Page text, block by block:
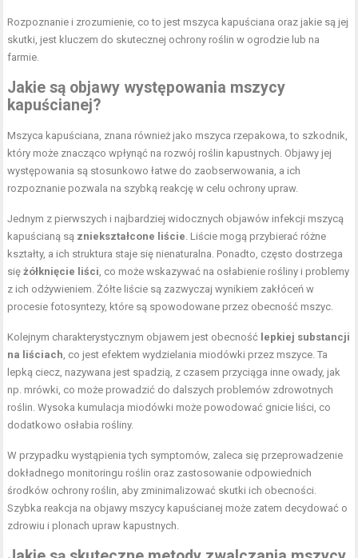
Rozpoznanie i zrozumienie, co to jest mszyca kapuściana oraz jakie są jej
skutki, jest kluczem do skutecznej ochrony roślin w ogrodzie lub na
farmie.
Jakie są objawy występowania mszycy
kapuścianej?
Mszyca kapuściana, znana również jako mszyca rzepakowa, to szkodnik,
który może znacząco wpłynąć na rozwój roślin kapustnych. Objawy jej
występowania są stosunkowo łatwe do zaobserwowania, a ich
rozpoznanie pozwala na szybką reakcję w celu ochrony upraw.
Jednym z pierwszych i najbardziej widocznych objawów infekcji mszycą
kapuścianą są zniekształcone liście. Liście mogą przybierać różne
kształty, a ich struktura staje się nienaturalna. Ponadto, często dostrzega
siężółknięcie liści, co może wskazywać na osłabienie rośliny i problemy
z ich odżywieniem. Żółte liście są zazwyczaj wynikiem zakłóceń w
procesie fotosyntezy, które są spowodowane przez obecność mszyc.
Kolejnym charakterystycznym objawem jest obecność lepkiej substancji
na liściach, co jest efektem wydzielania miodówki przez mszyce. Ta
lepką ciecz, nazywana jest spadzią, z czasem przyciąga inne owady, jak
np. mrówki, co może prowadzić do dalszych problemów zdrowotnych
roślin. Wysoka kumulacja miodówki może powodować gnicie liści, co
dodatkowo osłabia rośliny.
W przypadku wystąpienia tych symptomów, zaleca się przeprowadzenie
dokładnego monitoringu roślin oraz zastosowanie odpowiednich
środków ochrony roślin, aby zminimalizować skutki ich obecności.
Szybka reakcja na objawy mszycy kapuścianej może zatem decydować o
zdrowiu i plonach upraw kapustnych.